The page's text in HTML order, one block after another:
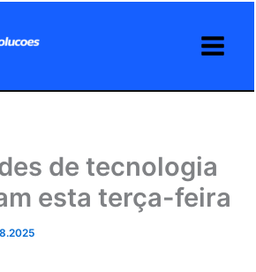
de tecnologia
esta terça-feira